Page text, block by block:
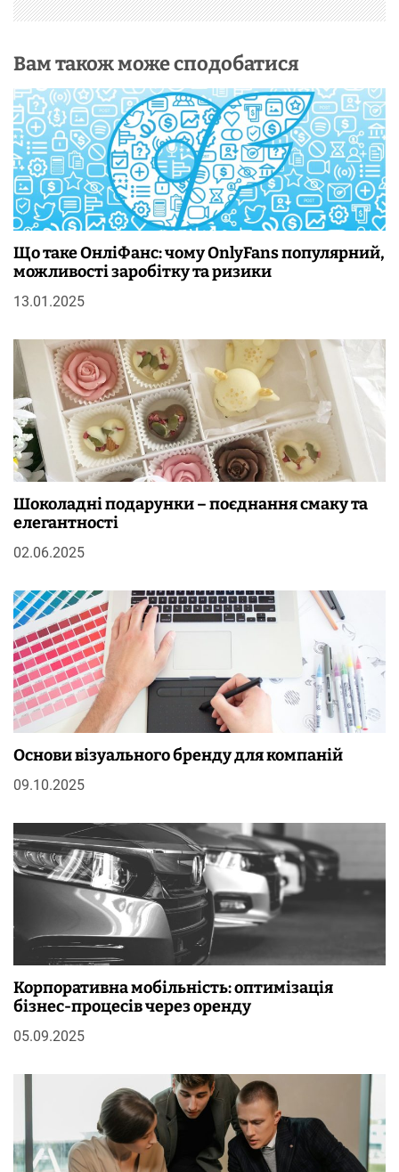
Вам також може сподобатися
Що таке ОнліФанс: чому OnlyFans популярний,
можливості заробітку та ризики
13.01.2025
Шоколадні подарунки – поєднання смаку та
елегантності
02.06.2025
Основи візуального бренду для компаній
09.10.2025
Корпоративна мобільність: оптимізація
бізнес-процесів через оренду
05.09.2025